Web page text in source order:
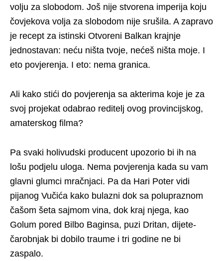
volju za slobodom. Još nije stvorena imperija koju
čovjekova volja za slobodom nije srušila. A zapravo
je recept za istinski Otvoreni Balkan krajnje
jednostavan: neću ništa tvoje, nećeš ništa moje. I
eto povjerenja. I eto: nema granica.
Ali kako stići do povjerenja sa akterima koje je za
svoj projekat odabrao reditelj ovog provincijskog,
amaterskog filma?
Pa svaki holivudski producent upozorio bi ih na
lošu podjelu uloga. Nema povjerenja kada su vam
glavni glumci mračnjaci. Pa da Hari Poter vidi
pijanog Vučića kako bulazni dok sa polupraznom
čašom šeta sajmom vina, dok kraj njega, kao
Golum pored Bilbo Baginsa, puzi Dritan, dijete-
čarobnjak bi dobilo traume i tri godine ne bi
zaspalo.